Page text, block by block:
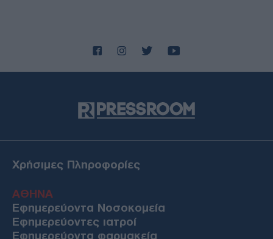
Χρήσιμες Πληροφορίες
ΑΘΗΝΑ
Εφημερεύοντα Νοσοκομεία
Εφημερεύοντες ιατροί
Εφημερεύοντα φαρμακεία